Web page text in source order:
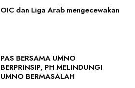
OIC dan Liga Arab mengecewakan
PAS BERSAMA UMNO
BERPRINSIP, PH MELINDUNGI
UMNO BERMASALAH